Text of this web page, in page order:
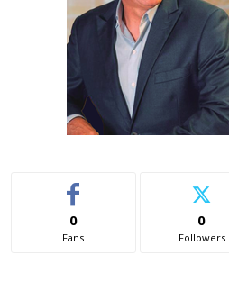
0
Fans
0
Followers